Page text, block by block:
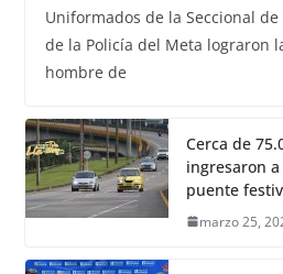
Uniformados de la Seccional
de la Policía del Meta lograron
hombre de
Cerca de
ingresaron
puente
marzo 25,